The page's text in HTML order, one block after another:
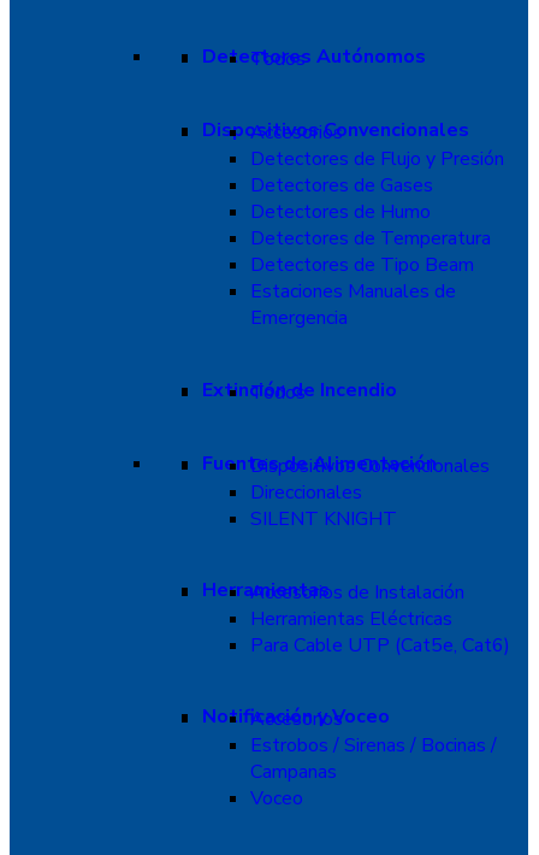
Detectores Autónomos
Todos
Dispositivos Convencionales
Accesorios
Detectores de Flujo y Presión
Detectores de Gases
Detectores de Humo
Detectores de Temperatura
Detectores de Tipo Beam
Estaciones Manuales de
Emergencia
Extinción de Incendio
Todos
Fuentes de Alimentación
Dispositivos Convencionales
Direccionales
SILENT KNIGHT
Herramientas
Accesorios de Instalación
Herramientas Eléctricas
Para Cable UTP (Cat5e, Cat6)
Notificación y Voceo
Accesorios
Estrobos / Sirenas / Bocinas /
Campanas
Voceo